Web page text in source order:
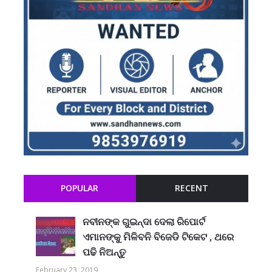
POPULAR RECENT
ନବୀନଙ୍କ ଗୁଇନ୍ଦା ଦେଲା ରିପୋର୍ଟ
ଏମାନଙ୍କୁ ମିଳିବନି ବିଜେଡି ଟିକେଟ , ଥରେ
ପଢି ନିଅନ୍ତୁ